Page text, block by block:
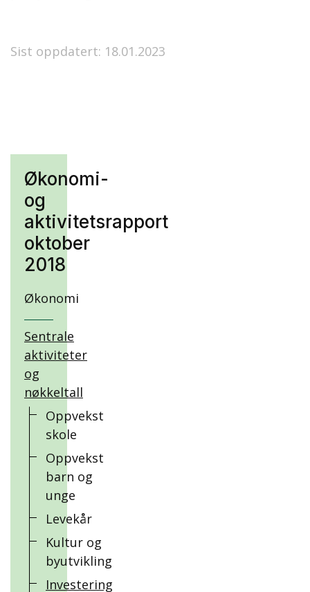
Økonomi-
og
aktivitetsrapport
oktober
2018
Økonomi
Sentrale
aktiviteter
og
nøkkeltall
Oppvekst
skole
Oppvekst
barn og
unge
Levekår
Kultur og
byutvikling
Investering
Sist oppdatert: 18.01.2023